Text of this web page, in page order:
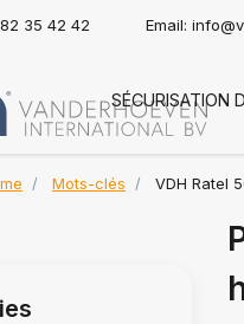
35 42 42 Email:
SÉCURISATION
Mots-clés VDH Ratel